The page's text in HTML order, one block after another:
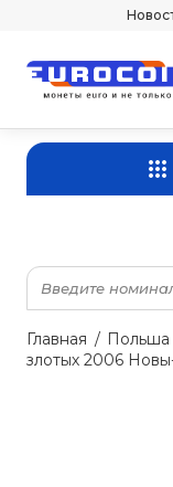
Главная Польша
злотых 2006